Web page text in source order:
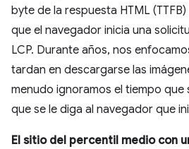
byte de la respuesta HTML
que el navegador inicia una
LCP. Durante años, nos
tardan en descargarse las
menudo ignoramos el tiempo que
que se le diga al navegador que
El sitio del percentil medio con